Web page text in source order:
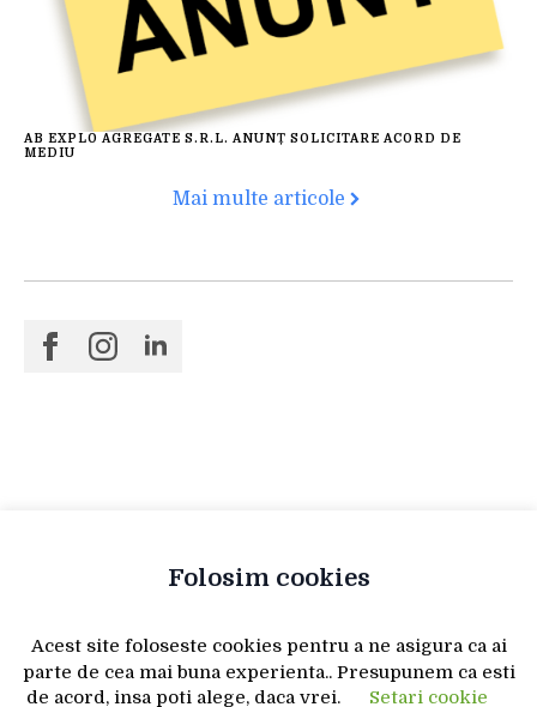
AB EXPLO AGREGATE S.R.L. ANUNȚ SOLICITARE ACORD DE
MEDIU
Mai multe articole
Folosim cookies
Acest site foloseste cookies pentru a ne asigura ca ai
parte de cea mai buna experienta.. Presupunem ca esti
de acord, insa poti alege, daca vrei.
Setari cookie